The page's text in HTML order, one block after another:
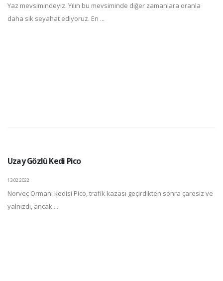
Yaz mevsimindeyiz. Yılın bu mevsiminde diğer zamanlara oranla
daha sık seyahat ediyoruz. En ...
Uzay Gözlü Kedi Pico
13.02.2022
Norveç Ormanı kedisi Pico, trafik kazası geçirdikten sonra çaresiz ve
yalnızdı, ancak ...